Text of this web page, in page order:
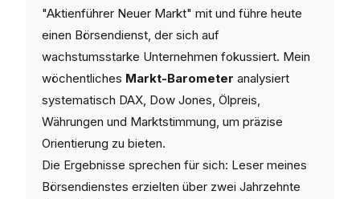
"Aktienführer Neuer Markt" mit und führe heute
einen Börsendienst, der sich auf
wachstumsstarke Unternehmen fokussiert. Mein
wöchentliches Markt-Barometer analysiert
systematisch DAX, Dow Jones, Ölpreis,
Währungen und Marktstimmung, um präzise
Orientierung zu bieten.
Die Ergebnisse sprechen für sich: Leser meines
Börsendienstes erzielten über zwei Jahrzehnte